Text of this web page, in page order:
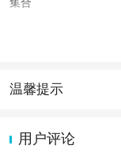
查看： 查看工商执照信息
温馨提示
动（如跳伞、潜水、
2.为普及旅游安全知
用户评论